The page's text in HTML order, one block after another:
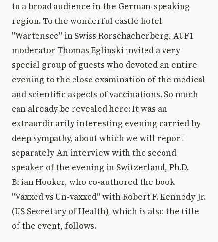
to a broad audience in the German-speaking
region. To the wonderful castle hotel
"Wartensee" in Swiss Rorschacherberg, AUF1
moderator Thomas Eglinski invited a very
special group of guests who devoted an entire
evening to the close examination of the medical
and scientific aspects of vaccinations. So much
can already be revealed here: It was an
extraordinarily interesting evening carried by
deep sympathy, about which we will report
separately. An interview with the second
speaker of the evening in Switzerland, Ph.D.
Brian Hooker, who co-authored the book
"Vaxxed vs Un-vaxxed" with Robert F. Kennedy Jr.
(US Secretary of Health), which is also the title
of the event, follows.